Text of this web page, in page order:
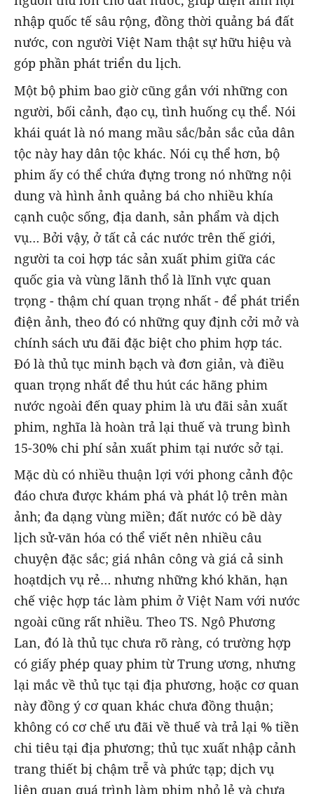
nhập quốc tế sâu rộng, đồng thời quảng bá đất
nước, con người Việt Nam thật sự hữu hiệu và
góp phần phát triển du lịch.
Một bộ phim bao giờ cũng gắn với những con
người, bối cảnh, đạo cụ, tình huống cụ thể. Nói
khái quát là nó mang mầu sắc/bản sắc của dân
tộc này hay dân tộc khác. Nói cụ thể hơn, bộ
phim ấy có thể chứa đựng trong nó những nội
dung và hình ảnh quảng bá cho nhiều khía
cạnh cuộc sống, địa danh, sản phẩm và dịch
vụ… Bởi vậy, ở tất cả các nước trên thế giới,
người ta coi hợp tác sản xuất phim giữa các
quốc gia và vùng lãnh thổ là lĩnh vực quan
trọng - thậm chí quan trọng nhất - để phát triển
điện ảnh, theo đó có những quy định cởi mở và
chính sách ưu đãi đặc biệt cho phim hợp tác.
Đó là thủ tục minh bạch và đơn giản, và điều
quan trọng nhất để thu hút các hãng phim
nước ngoài đến quay phim là ưu đãi sản xuất
phim, nghĩa là hoàn trả lại thuế và trung bình
15-30% chi phí sản xuất phim tại nước sở tại.
Mặc dù có nhiều thuận lợi với phong cảnh độc
đáo chưa được khám phá và phát lộ trên màn
ảnh; đa dạng vùng miền; đất nước có bề dày
lịch sử-văn hóa có thể viết nên nhiều câu
chuyện đặc sắc; giá nhân công và giá cả sinh
hoạtdịch vụ rẻ… nhưng những khó khăn, hạn
chế việc hợp tác làm phim ở Việt Nam với nước
ngoài cũng rất nhiều. Theo TS. Ngô Phương
Lan, đó là thủ tục chưa rõ ràng, có trường hợp
có giấy phép quay phim từ Trung ương, nhưng
lại mắc về thủ tục tại địa phương, hoặc cơ quan
này đồng ý cơ quan khác chưa đồng thuận;
không có cơ chế ưu đãi về thuế và trả lại % tiền
chi tiêu tại địa phương; thủ tục xuất nhập cảnh
trang thiết bị chậm trễ và phức tạp; dịch vụ
liên quan quá trình làm phim nhỏ lẻ và chưa